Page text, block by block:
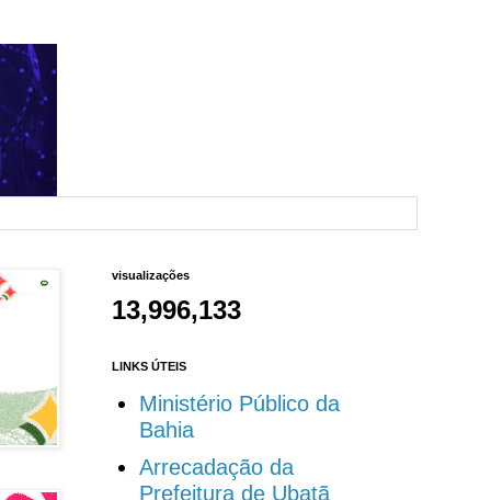
visualizações
13,996,133
LINKS ÚTEIS
Ministério Público da
Bahia
Arrecadação da
Prefeitura de Ubatã